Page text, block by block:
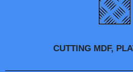
CUTTING MDF,